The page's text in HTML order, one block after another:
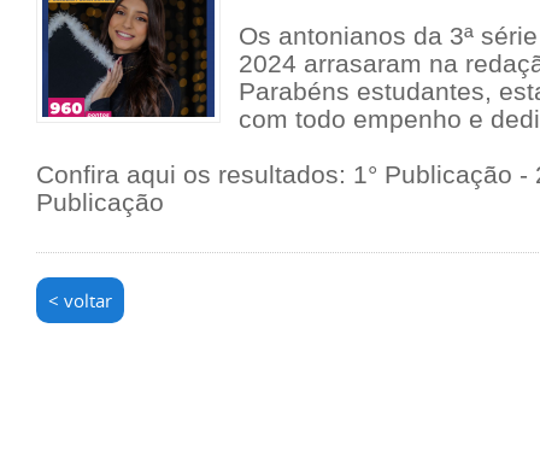
Os antonianos da 3ª
2024 arrasaram na
Parabéns estudantes,
com todo empenho e
Confira aqui os resultados: 1° Publicação -
Publicação
< voltar